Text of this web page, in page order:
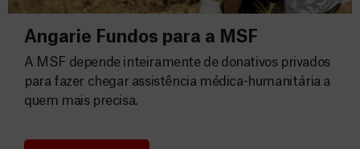
Angarie Fundos para a MSF
A MSF depende inteiramente de donativos privados
para fazer chegar assistência médica-humanitária a
quem mais precisa.